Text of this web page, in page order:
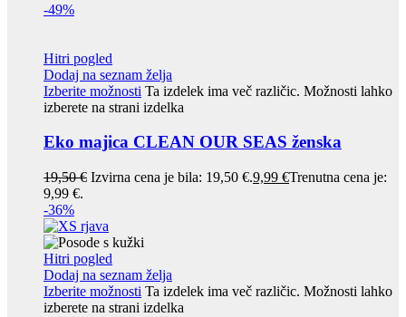
-49%
Hitri pogled
Dodaj na seznam želja
Izberite možnosti Ta izdelek ima več različic. Možnosti lahko
izberete na strani izdelka
Eko majica CLEAN OUR SEAS ženska
19,50€ Izvirna cena je bila: 19,50 €.9,99 €Trenutna cena je:
9,99 €.
-36%
Hitri pogled
Dodaj na seznam želja
Izberite možnosti Ta izdelek ima več različic. Možnosti lahko
izberete na strani izdelka